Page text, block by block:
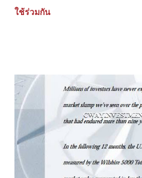
ข้อดีของมัน ดังนั้นสาระคงไม่ใช่ "
นมา แต่ไม่เข้าใจ เมื่อไม่เข้าใจก็มอ
กลยุทธ์ มองไม่เห็นความเสี่ยง สุดท้
โทษระบบ เปลี่ยนสำนัก เปลี่ยนกูรู
อ่างไม่รู้จบ จนกว่าจำหมดแรงเลิก
กลยุทธ์ อย่าไปฟังแค่สรรพคุณข้อดี
ของกลยุทธ์ แล้วทำความเข้าใจ ก่
ใช้ร่วมกัน